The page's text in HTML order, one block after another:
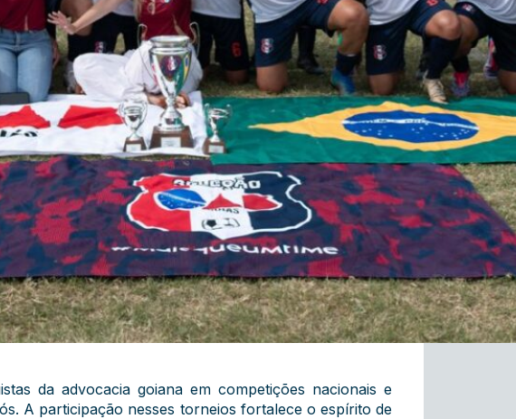
da advocacia goiana em competições nacionais e
A participação nesses torneios fortalece o espírito de